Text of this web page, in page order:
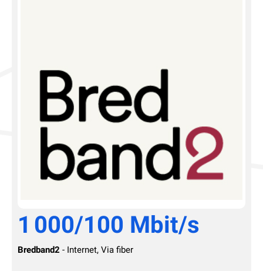
1 000/100 Mbit/s
Bredband2 - Internet, Via fiber